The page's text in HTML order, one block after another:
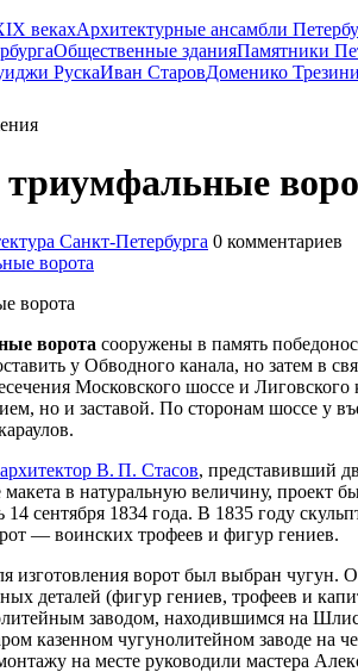
векахАрхитектурные ансамбли
Общественные зданияПамятники
РускаИван СтаровДоменико Трезини
Санкт-Петербурга 0 комментариев
ворота
ворота сооружены в память
у Обводного канала, но затем в
Московского шоссе и Лиговского
но и заставой. По сторонам шоссе у
архитектор В. П. Стасов, представивший
макета в натуральную величину, проект
14 сентября 1834 года. В 1835 году
— воинских трофеев и фигур гениев.
ворот был выбран чугун.
деталей (фигур гениев, трофеев и
заводом, находившимся на
казенном чугунолитейном заводе на
на месте руководили мастера